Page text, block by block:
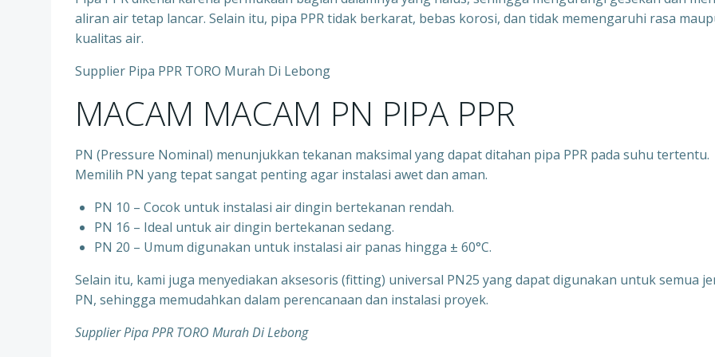
aliran air tetap lancar. Selain itu, pipa PPR tidak berkarat, bebas korosi, dan tidak memengaruhi rasa
kualitas air.
Supplier Pipa PPR TORO Murah Di Lebong
MACAM MACAM PN PIPA PPR
PN (Pressure Nominal) menunjukkan tekanan maksimal yang dapat ditahan pipa PPR pada suhu tertentu.
Memilih PN yang tepat sangat penting agar instalasi awet dan aman.
PN 10 – Cocok untuk instalasi air dingin bertekanan rendah.
⁠PN 16 – Ideal untuk air dingin bertekanan sedang.
⁠PN 20 – Umum digunakan untuk instalasi air panas hingga ± 60°C.
Selain itu, kami juga menyediakan aksesoris (fitting) universal PN25 yang dapat digunakan untuk semua
PN, sehingga memudahkan dalam perencanaan dan instalasi proyek.
Supplier Pipa PPR TORO Murah Di Lebong